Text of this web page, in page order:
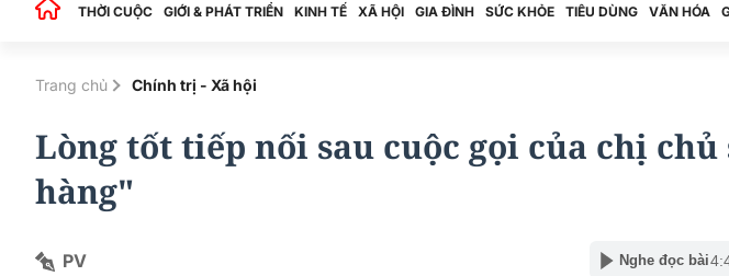
THỜI CUỘC GIỚI & PHÁT TRIỂN KINH TẾ XÃ HỘI GIA ĐÌNH SỨC KHỎE TIÊU DÙNG VĂN HÓA
Trang chủ Chính trị - Xã hội
Lòng tốt tiếp nối sau cuộc gọi của chị
hàng"
PV Nghe đọc bài